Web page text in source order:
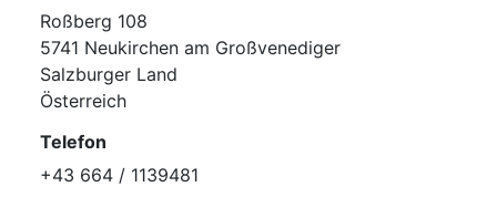
Roßberg 108
5741 Neukirchen am Großvenediger
Salzburger Land
Österreich
Telefon
+43 664 / 1139481